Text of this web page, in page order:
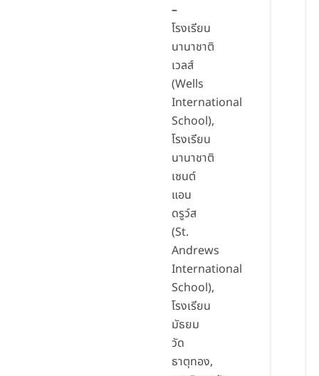
–
โรงเรียน
นานาชาติ
เวลส์
(Wells
International
School),
โรงเรียน
นานาชาติ
เซนต์
แอน
ดรูว์ส
(St.
Andrews
International
School),
โรงเรียน
มัธยม
วัด
ธาตุทอง,